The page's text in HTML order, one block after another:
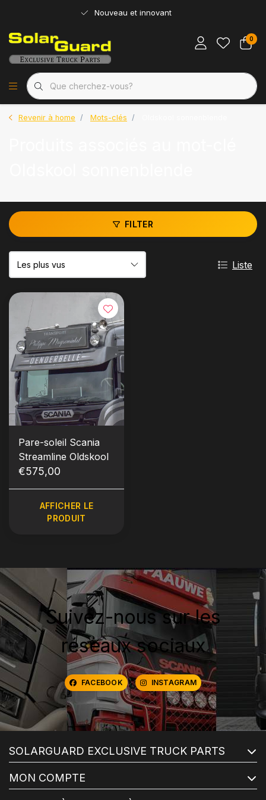
Nouveau et innovant
0
Revenir à home Mots-clés
FILTER
Liste
Pare-soleil Scania
Streamline Oldskool
€575,00
AFFICHER LE
PRODUIT
Suivez-nous sur les
réseaux sociaux
FACEBOOK INSTAGRAM
SOLARGUARD EXCLUSIVE TRUCK PARTS
MON COMPTE